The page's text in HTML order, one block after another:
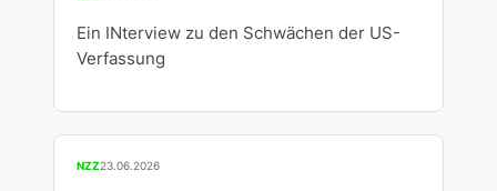
Ein INterview zu den Schwächen der US-
Verfassung
NZZ23.06.2026